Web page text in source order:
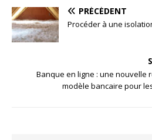
PRÉCÉDENT
Procéder à une
Banque en ligne : une nouvelle
modèle bancaire pour